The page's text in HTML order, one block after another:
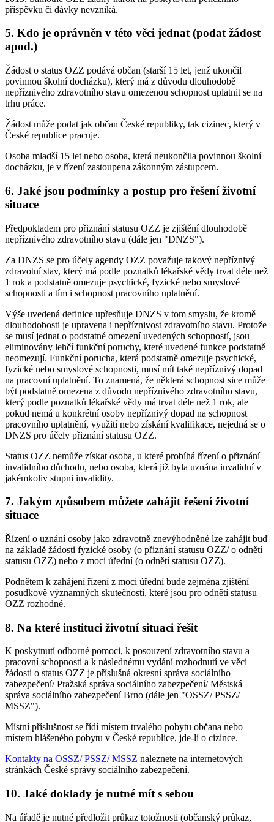
příspěvku či dávky nevzniká.
5. Kdo je oprávněn v této věci jednat (podat žádost
apod.)
Žádost o status OZZ podává občan (starší 15 let, jenž ukončil
povinnou školní docházku), který má z důvodu dlouhodobě
nepříznivého zdravotního stavu omezenou schopnost uplatnit se na
trhu práce.
Žádost může podat jak občan České republiky, tak cizinec, který v
České republice pracuje.
Osoba mladší 15 let nebo osoba, která neukončila povinnou školní
docházku, je v řízení zastoupena zákonným zástupcem.
6. Jaké jsou podmínky a postup pro řešení životní
situace
Předpokladem pro přiznání statusu OZZ je zjištění dlouhodobě
nepříznivého zdravotního stavu (dále jen "DNZS").
Za DNZS se pro účely agendy OZZ považuje takový nepříznivý
zdravotní stav, který má podle poznatků lékařské vědy trvat déle než
1 rok a podstatně omezuje psychické, fyzické nebo smyslové
schopnosti a tím i schopnost pracovního uplatnění.
Výše uvedená definice upřesňuje DNZS v tom smyslu, že kromě
dlouhodobosti je upravena i nepříznivost zdravotního stavu. Protože
se musí jednat o podstatné omezení uvedených schopností, jsou
eliminovány lehčí funkční poruchy, které uvedené funkce podstatně
neomezují. Funkční porucha, která podstatně omezuje psychické,
fyzické nebo smyslové schopnosti, musí mít také nepříznivý dopad
na pracovní uplatnění. To znamená, že některá schopnost sice může
být podstatně omezena z důvodu nepříznivého zdravotního stavu,
který podle poznatků lékařské vědy má trvat déle než 1 rok, ale
pokud nemá u konkrétní osoby nepříznivý dopad na schopnost
pracovního uplatnění, využití nebo získání kvalifikace, nejedná se o
DNZS pro účely přiznání statusu OZZ.
Status OZZ nemůže získat osoba, u které probíhá řízení o přiznání
invalidního důchodu, nebo osoba, která již byla uznána invalidní v
jakémkoliv stupni invalidity.
7. Jakým způsobem můžete zahájit řešení životní
situace
Řízení o uznání osoby jako zdravotně znevýhodněné lze zahájit buď
na základě žádosti fyzické osoby (o přiznání statusu OZZ/ o odnětí
statusu OZZ) nebo z moci úřední (o odnětí statusu OZZ).
Podnětem k zahájení řízení z moci úřední bude zejména zjištění
posudkově významných skutečností, které jsou pro odnětí statusu
OZZ rozhodné.
8. Na které instituci životní situaci řešit
K poskytnutí odborné pomoci, k posouzení zdravotního stavu a
pracovní schopnosti a k následnému vydání rozhodnutí ve věci
žádosti o status OZZ je příslušná okresní správa sociálního
zabezpečení/ Pražská správa sociálního zabezpečení/ Městská
správa sociálního zabezpečení Brno (dále jen "OSSZ/ PSSZ/
MSSZ").
Místní příslušnost se řídí místem trvalého pobytu občana nebo
místem hlášeného pobytu v České republice, jde-li o cizince.
Kontakty na OSSZ/ PSSZ/ MSSZ naleznete na internetových
stránkách České správy sociálního zabezpečení.
10. Jaké doklady je nutné mít s sebou
Na úřadě je nutné předložit průkaz totožnosti (občanský průkaz,